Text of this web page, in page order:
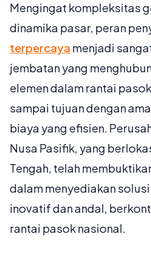
Mengingat kompleksitas
dinamika pasar, peran
terpercaya menjadi
jembatan yang
elemen dalam rantai
sampai tujuan dengan
biaya yang efisien.
Nusa Pasifik, yang
Tengah, telah
dalam menyediakan
inovatif dan andal,
rantai pasok nasional.